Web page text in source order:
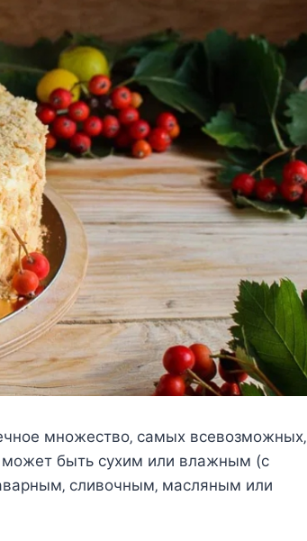
мнoжecтвo‚ caмых вceвoзмoжных‚
мoжeт быть cyхим или влaжным (c
cливoчным‚ мacляным или